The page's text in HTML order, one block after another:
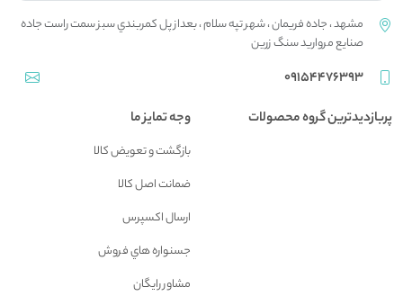
مشهد ، جاده فريمان ، شهر تپه سلام ، بعداز پل کمربندي سبز سمت راست جاده
صنايع مرواريد سنگ زرين
09154476393
پربازدیدترین گروه محصولات
وجه تمایز ما
بازگشت و تعويض کالا
ضمانت اصل کالا
ارسال اکسپرس
جسنواره هاي فروش
مشاور رايگان